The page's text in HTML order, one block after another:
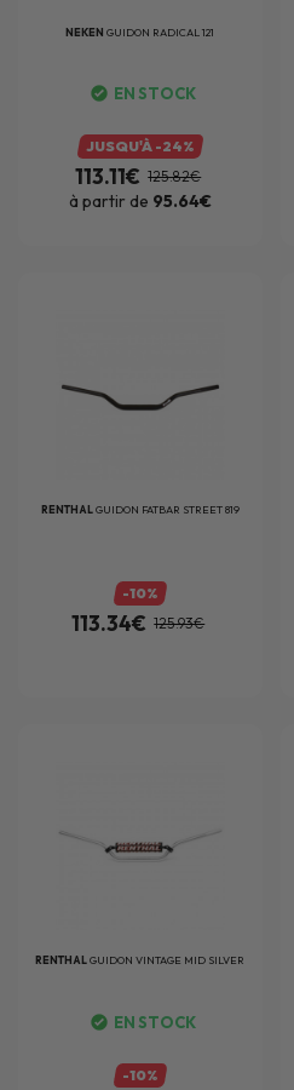
NEKENGUIDON RADICAL 121
EN STOCK
JUSQU'À -24%
113.11€ 125.82€
à partir de 95.64€
RENTHALGUIDON FATBAR STREET 819
-10%
113.34€ 125.93€
RENTHALGUIDON VINTAGE MID SILVER
EN STOCK
-10%